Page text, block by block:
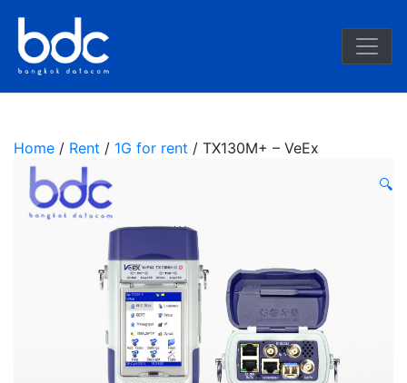
Home / Rent / 1G for rent / TX130M+ – VeEx
🔍